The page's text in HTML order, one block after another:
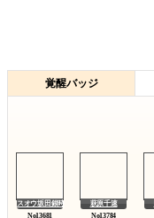
覚醒バッジ
スオウ坂田銀時 萩原千速